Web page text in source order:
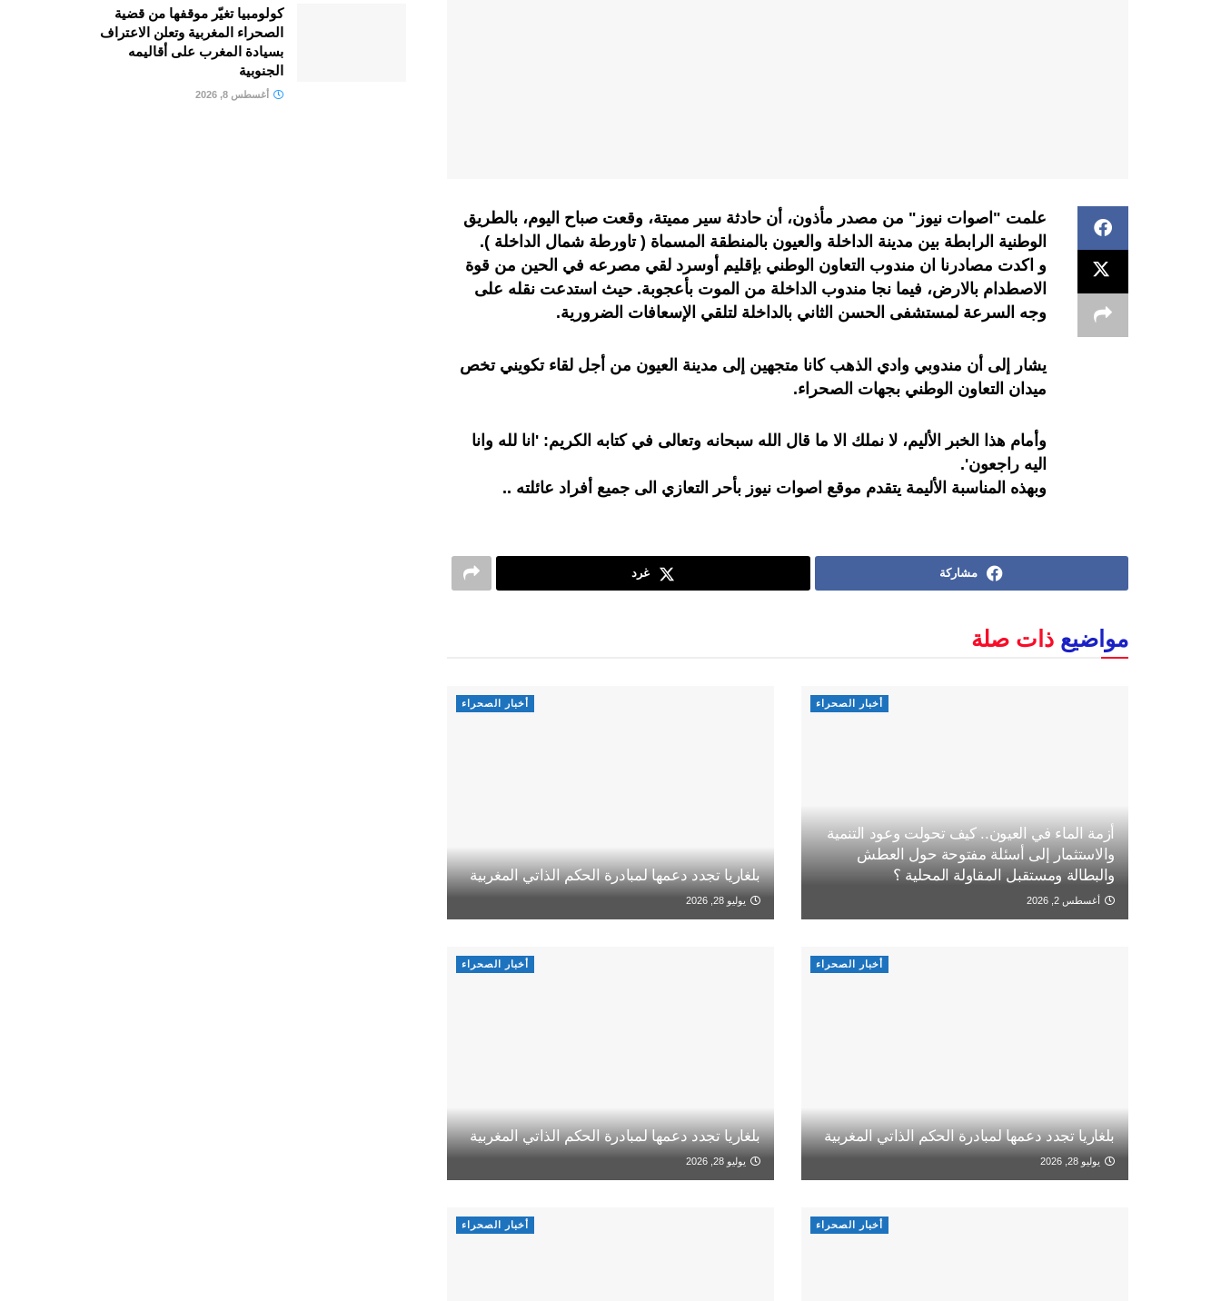
علمت "اصوات نيوز" من مصدر مأذون، أن حادثة سير مميتة، وقعت صباح اليوم، بالطريق
الوطنية الرابطة بين مدينة الداخلة والعيون بالمنطقة المسماة ( تاورطة شمال الداخلة ).
و اكدت مصادرنا ان مندوب التعاون الوطني بإقليم أوسرد لقي مصرعه في الحين من قوة
الاصطدام بالارض، فيما نجا مندوب الداخلة من الموت بأعجوبة. حيث استدعت نقله على
وجه السرعة لمستشفى الحسن الثاني بالداخلة لتلقي الإسعافات الضرورية.
يشار إلى أن مندوبي وادي الذهب كانا متجهين إلى مدينة العيون من أجل لقاء تكويني تخص
ميدان التعاون الوطني بجهات الصحراء.
وأمام هذا الخبر الأليم، لا نملك الا ما قال الله سبحانه وتعالى في كتابه الكريم: 'انا لله وانا
اليه راجعون'.
وبهذه المناسبة الأليمة يتقدم موقع اصوات نيوز بأحر التعازي الى جميع أفراد عائلته ..
مشاركة غرد
مواضيع ذات صلة
أخبار الصحراء
أزمة الماء في العيون.. كيف تحولت وعود التنمية
والاستثمار إلى أسئلة مفتوحة حول العطش
والبطالة ومستقبل المقاولة المحلية ؟
أغسطس 2, 2026
أخبار الصحراء
بلغاريا تجدد دعمها لمبادرة الحكم الذاتي المغربية
يوليو 28, 2026
أخبار الصحراء
بلغاريا تجدد دعمها لمبادرة الحكم الذاتي المغربية
يوليو 28, 2026
أخبار الصحراء
بلغاريا تجدد دعمها لمبادرة الحكم الذاتي المغربية
يوليو 28, 2026
أخبار الصحراء أخبار الصحراء
كولومبيا تغيّر موقفها من قضية
الصحراء المغربية وتعلن الاعتراف
بسيادة المغرب على أقاليمه
الجنوبية
أغسطس 8, 2026